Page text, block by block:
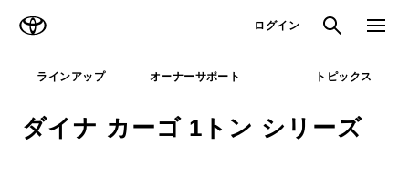
ログイン 検索 メニュ
ラインアップ オーナーサポート トピックス
ダイナ カーゴ 1トン シリーズ